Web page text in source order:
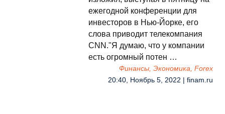
ежегодной конференции для
инвесторов в Нью-Йорке, его
слова приводит телекомпания
CNN."Я думаю, что у компании
есть огромный потен …
Финансы, Экономика, Forex
20:40, Ноябрь 5, 2022 | finam.ru